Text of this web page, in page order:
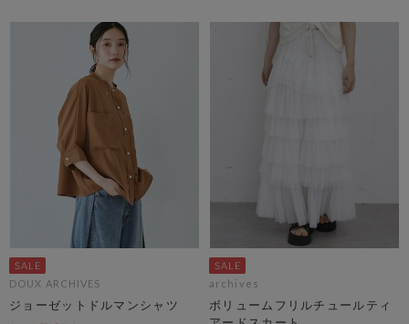
DOUX ARCHIVES
ジョーゼットドルマンシャツ
archives
ボリュームフリルチュールティ